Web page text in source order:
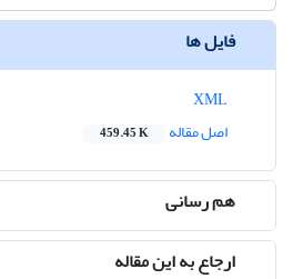
فایل ها
اصل مقاله
459.45 K
هم رسانی
ارجاع به این مقاله